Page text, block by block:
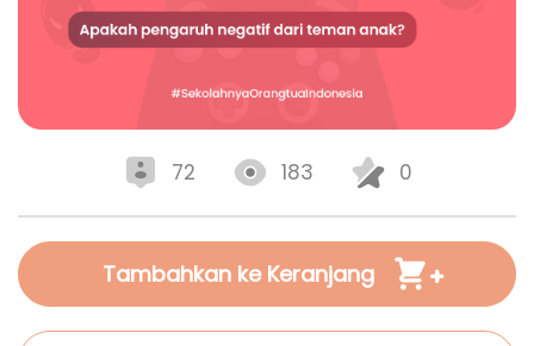
72 183 0
Tambahkan ke Keranjang